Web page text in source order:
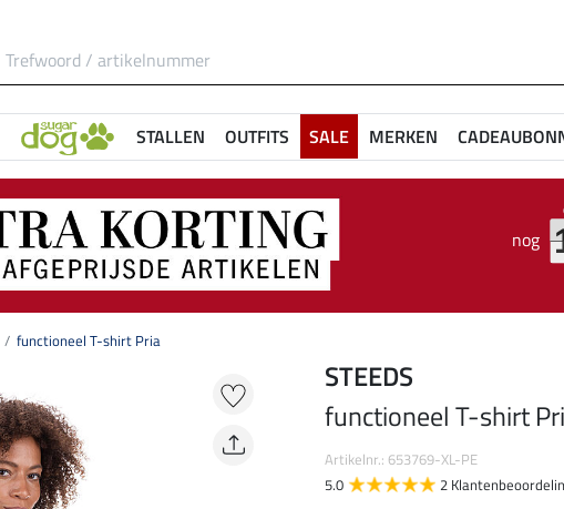
STALLEN OUTFITS SALE MERKEN
nog
functioneel T-shirt Pria
STEEDS
functioneel T-shirt
Artikelnr.: 653769-XL-PE
5.0
2